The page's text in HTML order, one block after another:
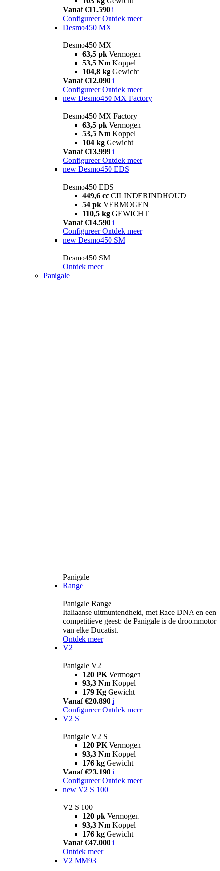
Vanaf €11.590 i
Configureer Ontdek meer
Desmo450 MX
Desmo450 MX
63,5 pk Vermogen
53,5 Nm Koppel
104,8 kg Gewicht
Vanaf €12.090 i
Configureer Ontdek meer
new Desmo450 MX Factory
Desmo450 MX Factory
63,5 pk Vermogen
53,5 Nm Koppel
104 kg Gewicht
Vanaf €13.999 i
Configureer Ontdek meer
new Desmo450 EDS
Desmo450 EDS
449,6 cc CILINDERINDHOUD
54 pk VERMOGEN
110,5 kg GEWICHT
Vanaf €14.590 i
Configureer Ontdek meer
new Desmo450 SM
Desmo450 SM
Ontdek meer
Panigale
Panigale
Range
Panigale Range
Italiaanse uitmuntendheid, met Race DNA en een
competitieve geest: de Panigale is de droommotor
van elke Ducatist.
Ontdek meer
V2
Panigale V2
120 PK Vermogen
93,3 Nm Koppel
179 Kg Gewicht
Vanaf €20.890 i
Configureer Ontdek meer
V2 S
Panigale V2 S
120 PK Vermogen
93,3 Nm Koppel
176 kg Gewicht
Vanaf €23.190 i
Configureer Ontdek meer
new V2 S 100
V2 S 100
120 pk Vermogen
93,3 Nm Koppel
176 kg Gewicht
Vanaf €47.000 i
Ontdek meer
V2 MM93